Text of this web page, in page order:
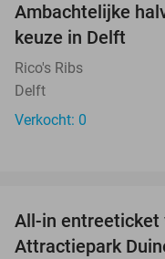
TODAY
Ambachtelijke
keuze in Delft
Rico's Ribs
Delft
Verkocht: 0
All-in entreeticket
Attractiepark